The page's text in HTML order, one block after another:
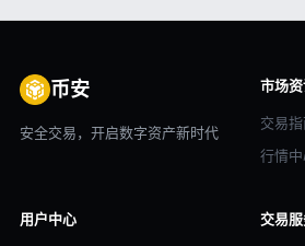
币安
安全交易，开启数字资产新时代
市场
交易
行情
用户中心 交易